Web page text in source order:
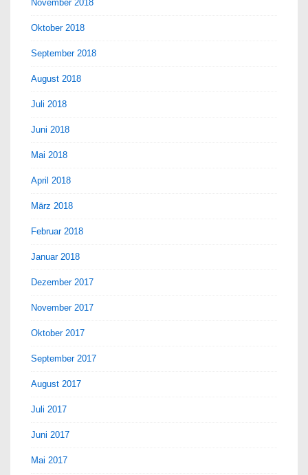
November 2018
Oktober 2018
September 2018
August 2018
Juli 2018
Juni 2018
Mai 2018
April 2018
März 2018
Februar 2018
Januar 2018
Dezember 2017
November 2017
Oktober 2017
September 2017
August 2017
Juli 2017
Juni 2017
Mai 2017